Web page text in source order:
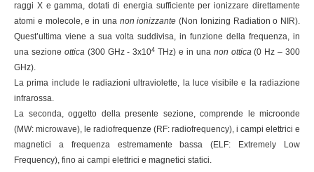
raggi X e gamma, dotati di energia sufficiente per ionizzare direttamente
atomi e molecole, e in una non ionizzante (Non Ionizing Radiation o NIR).
Quest’ultima viene a sua volta suddivisa, in funzione della frequenza, in
una sezione ottica (300 GHz - 3x104 THz) e in una non ottica(0 Hz – 300
GHz).
La prima include le radiazioni ultraviolette, la luce visibile e la radiazione
infrarossa.
La seconda, oggetto della presente sezione, comprende le microonde
(MW: microwave), le radiofrequenze (RF: radiofrequency), i campi elettrici e
magnetici a frequenza estremamente bassa (ELF: Extremely Low
Frequency), fino ai campi elettrici e magnetici statici.